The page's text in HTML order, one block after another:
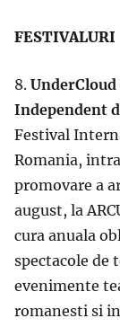
FESTIVALURI
8.
Independent
Festival
Romania,
promovare a
august, la
cura anuala
spectacole de
evenimente
romanesti si